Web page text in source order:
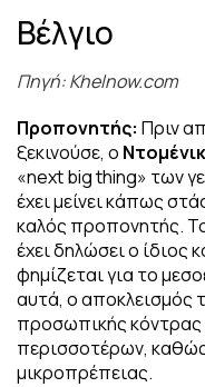
Βέλγιο
Πηγή: Khelnow.com
Προπονητής: Πριν
ξεκινούσε, ο
«next big thing» των
έχει μείνει κάπως
καλός προπονητής.
έχει δηλώσει ο ίδιος
φημίζεται για το
αυτά, ο αποκλεισμός
προσωπικής κόντρας
περισσοτέρων,
μικροπρέπειας.